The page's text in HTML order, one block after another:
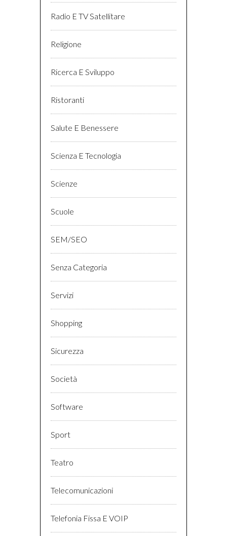
Radio E TV Satellitare
Religione
Ricerca E Sviluppo
Ristoranti
Salute E Benessere
Scienza E Tecnologia
Scienze
Scuole
SEM/SEO
Senza Categoria
Servizi
Shopping
Sicurezza
Società
Software
Sport
Teatro
Telecomunicazioni
Telefonia Fissa E VOIP